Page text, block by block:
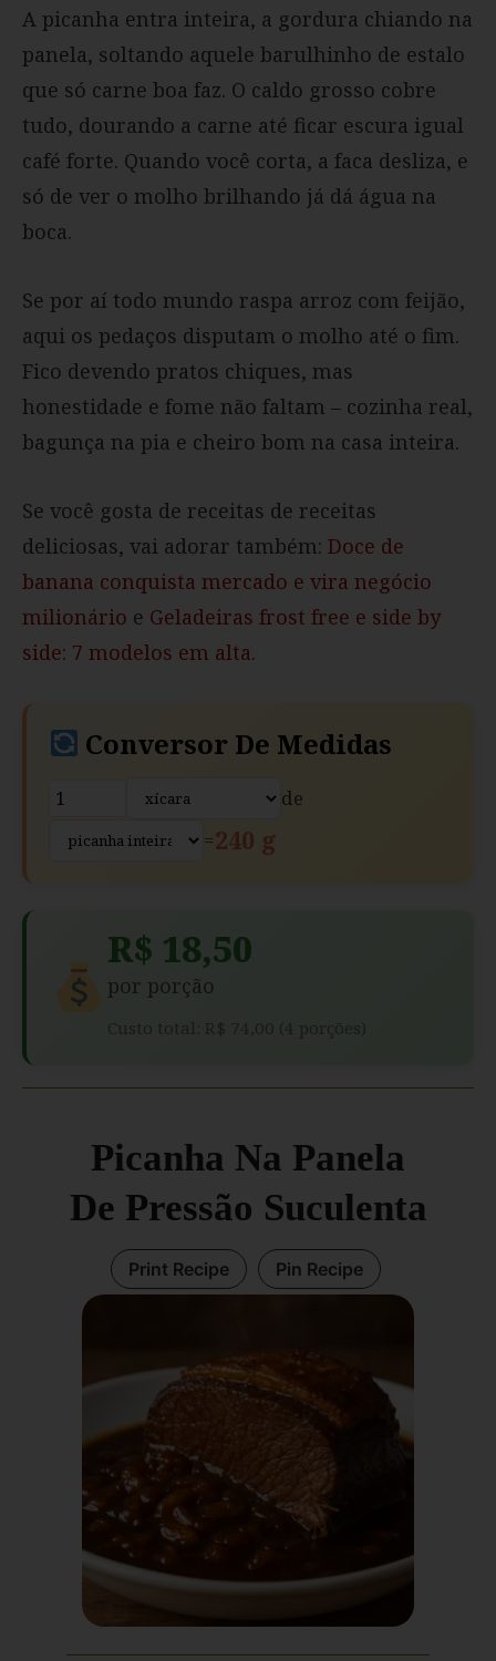
A picanha entra inteira, a gordura chiando na
panela, soltando aquele barulhinho de estalo
que só carne boa faz. O caldo grosso cobre
tudo, dourando a carne até ficar escura igual
café forte. Quando você corta, a faca desliza, e
só de ver o molho brilhando já dá água na
boca.
Se por aí todo mundo raspa arroz com feijão,
aqui os pedaços disputam o molho até o fim.
Fico devendo pratos chiques, mas
honestidade e fome não faltam – cozinha real,
bagunça na pia e cheiro bom na casa inteira.
Se você gosta de receitas de receitas
deliciosas, vai adorar também: Doce de
banana conquista mercado e vira negócio
milionário e Geladeiras frost free e side by
side: 7 modelos em alta.
Conversor De Medidas
de
=240 g
R$ 18,50
por porção
Custo total: R$ 74,00 (4 porções)
Picanha Na Panela
De Pressão Suculenta
Print Recipe Pin Recipe